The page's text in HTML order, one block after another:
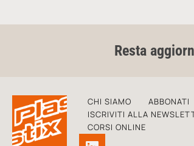
Resta
CHI SIAMO
ABBONATI
ISCRIVITI ALLA
CORSI ONLINE